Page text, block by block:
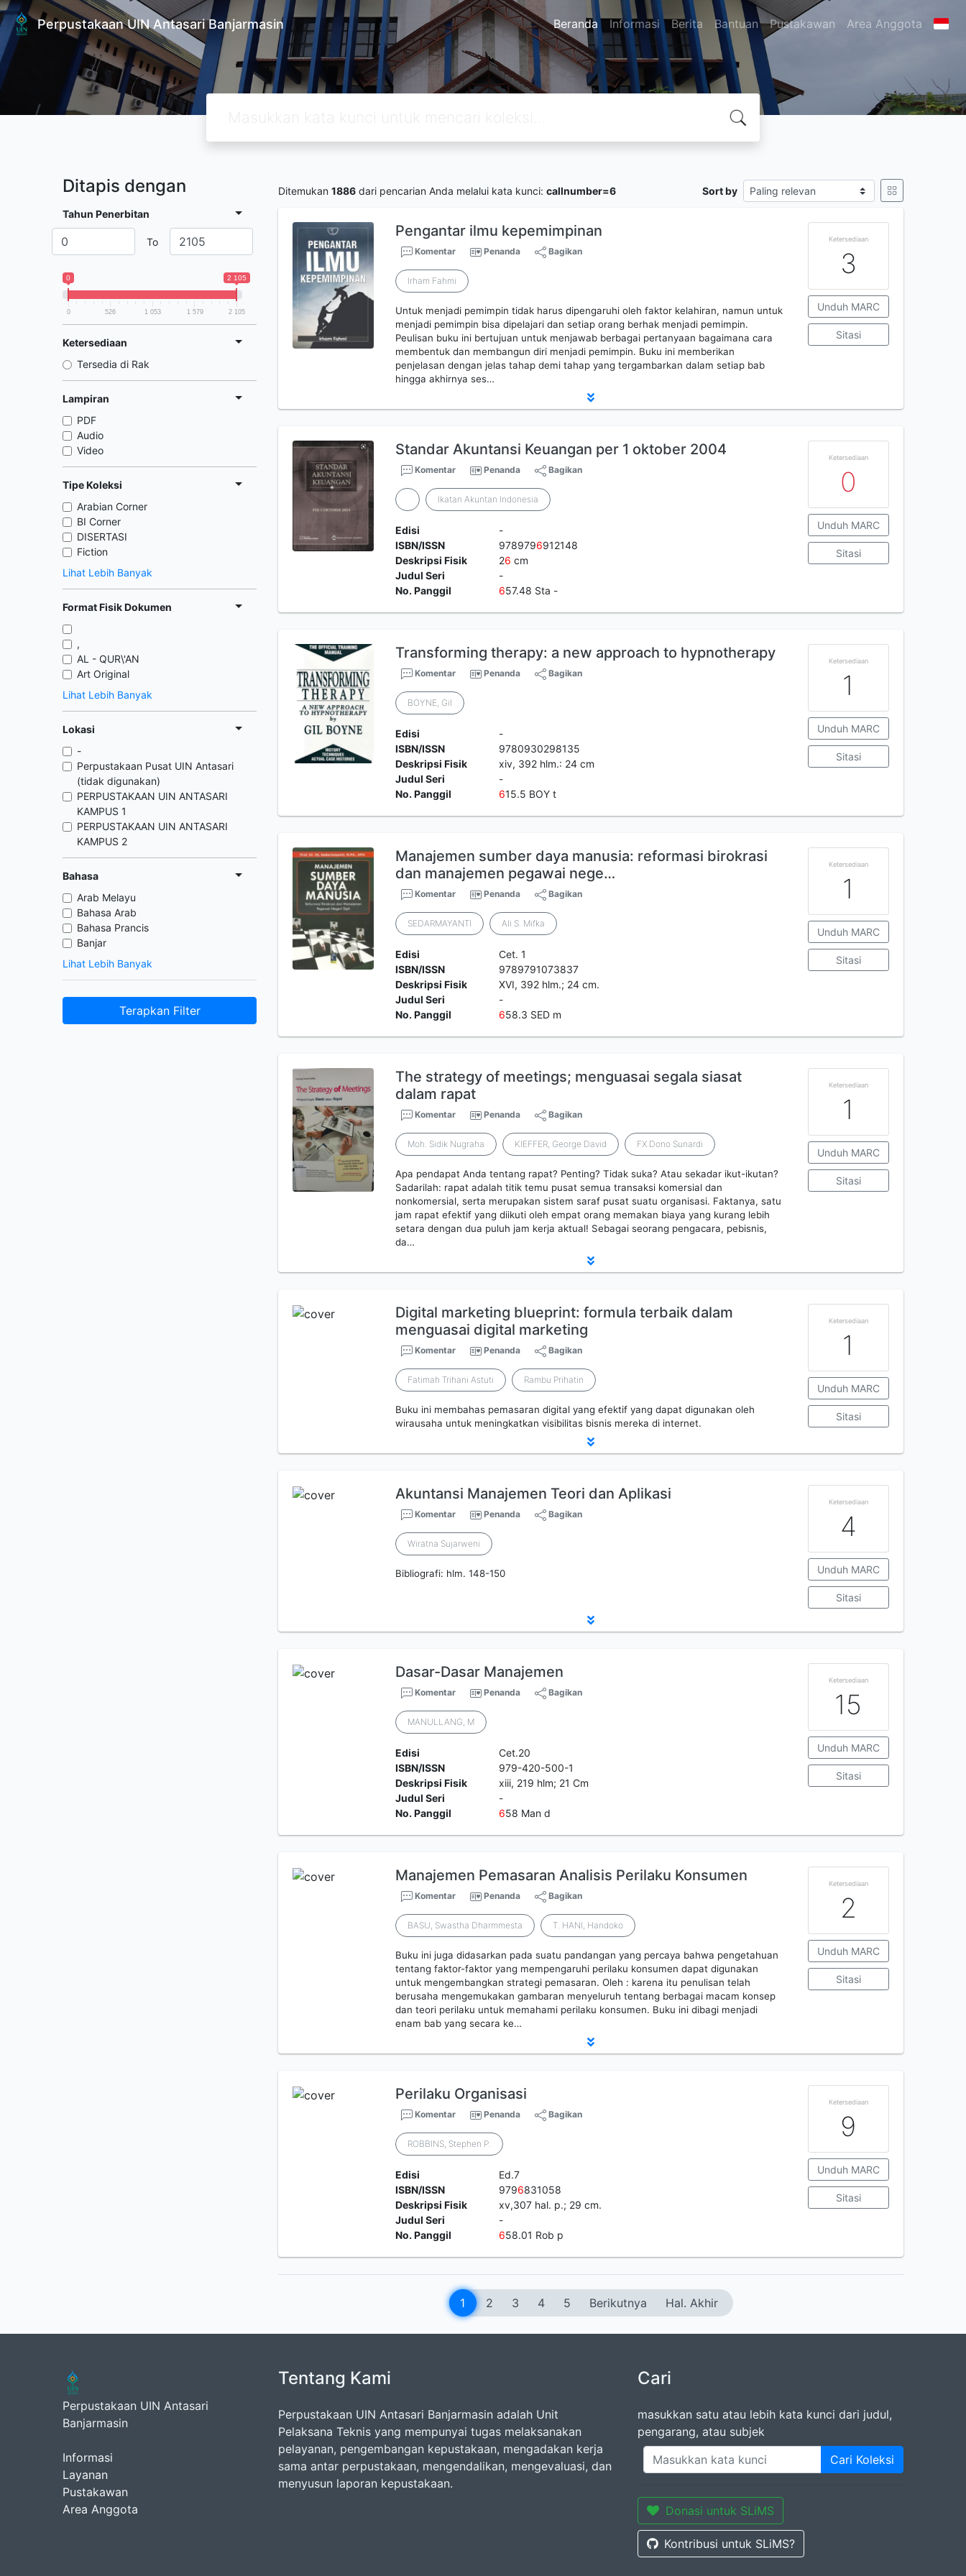
Perpustakaan UIN Antasari Banjarmasin Beranda Informasi Berita Bantuan Pustakawan Area Anggota
Ditapis dengan
Tahun Penerbitan
To
0 2 105
0 526 1 053 1 579 2 105
Ketersediaan
Tersedia di Rak
Lampiran
PDF
Audio
Video
Tipe Koleksi
Arabian Corner
BI Corner
DISERTASI
Fiction
Lihat Lebih Banyak
Format Fisik Dokumen
,
AL - QUR\'AN
Art Original
Lihat Lebih Banyak
Lokasi
-
Perpustakaan Pusat UIN Antasari
(tidak digunakan)
PERPUSTAKAAN UIN ANTASARI
KAMPUS 1
PERPUSTAKAAN UIN ANTASARI
KAMPUS 2
Bahasa
Arab Melayu
Bahasa Arab
Bahasa Prancis
Banjar
Lihat Lebih Banyak
Terapkan Filter
Ditemukan 1886 dari pencarian Anda melalui kata kunci: callnumber=6 Sort by
Pengantar ilmu kepemimpinan
Komentar Penanda Bagikan
Irham Fahmi
Untuk menjadi pemimpin tidak harus dipengaruhi oleh faktor kelahiran, namun untuk
menjadi pemimpin bisa dipelajari dan setiap orang berhak menjadi pemimpin.
Peulisan buku ini bertujuan untuk menjawab berbagai pertanyaan bagaimana cara
membentuk dan membangun diri menjadi pemimpin. Buku ini memberikan
penjelasan dengan jelas tahap demi tahap yang tergambarkan dalam setiap bab
hingga akhirnya ses…
Ketersediaan
3
Unduh MARC
Sitasi
Standar Akuntansi Keuangan per 1 oktober 2004
Komentar Penanda Bagikan
Ikatan Akuntan Indonesia
Edisi
-
ISBN/ISSN
9789796912148
Deskripsi Fisik
26 cm
Judul Seri
-
No. Panggil
657.48 Sta -
Ketersediaan
0
Unduh MARC
Sitasi
Transforming therapy: a new approach to hypnotherapy
Komentar Penanda Bagikan
BOYNE, Gil
Edisi
-
ISBN/ISSN
9780930298135
Deskripsi Fisik
xiv, 392 hlm.: 24 cm
Judul Seri
-
No. Panggil
615.5 BOY t
Ketersediaan
1
Unduh MARC
Sitasi
Manajemen sumber daya manusia: reformasi birokrasi
dan manajemen pegawai nege…
Komentar Penanda Bagikan
SEDARMAYANTI Ali S. Mifka
Edisi
Cet. 1
ISBN/ISSN
9789791073837
Deskripsi Fisik
XVI, 392 hlm.; 24 cm.
Judul Seri
-
No. Panggil
658.3 SED m
Ketersediaan
1
Unduh MARC
Sitasi
The strategy of meetings; menguasai segala siasat
dalam rapat
Komentar Penanda Bagikan
Moh. Sidik Nugraha KIEFFER, George David FX.Dono Sunardi
Apa pendapat Anda tentang rapat? Penting? Tidak suka? Atau sekadar ikut-ikutan?
Sadarilah: rapat adalah titik temu pusat semua transaksi komersial dan
nonkomersial, serta merupakan sistem saraf pusat suatu organisasi. Faktanya, satu
jam rapat efektif yang diikuti oleh empat orang memakan biaya yang kurang lebih
setara dengan dua puluh jam kerja aktual! Sebagai seorang pengacara, pebisnis,
da…
Ketersediaan
1
Unduh MARC
Sitasi
Digital marketing blueprint: formula terbaik dalam
menguasai digital marketing
Komentar Penanda Bagikan
Fatimah Trihani Astuti Rambu Prihatin
Buku ini membahas pemasaran digital yang efektif yang dapat digunakan oleh
wirausaha untuk meningkatkan visibilitas bisnis mereka di internet.
Ketersediaan
1
Unduh MARC
Sitasi
Akuntansi Manajemen Teori dan Aplikasi
Komentar Penanda Bagikan
Wiratna Sujarweni
Bibliografi: hlm. 148-150
Ketersediaan
4
Unduh MARC
Sitasi
Dasar-Dasar Manajemen
Komentar Penanda Bagikan
MANULLANG, M
Edisi
Cet.20
ISBN/ISSN
979-420-500-1
Deskripsi Fisik
xiii, 219 hlm; 21 Cm
Judul Seri
-
No. Panggil
658 Man d
Ketersediaan
15
Unduh MARC
Sitasi
Manajemen Pemasaran Analisis Perilaku Konsumen
Komentar Penanda Bagikan
BASU, Swastha Dharmmesta T. HANI, Handoko
Buku ini juga didasarkan pada suatu pandangan yang percaya bahwa pengetahuan
tentang faktor-faktor yang mempengaruhi perilaku konsumen dapat digunakan
untuk mengembangkan strategi pemasaran. Oleh : karena itu penulisan telah
berusaha mengemukakan gambaran menyeluruh tentang berbagai macam konsep
dan teori perilaku untuk memahami perilaku konsumen. Buku ini dibagi menjadi
enam bab yang secara ke…
Ketersediaan
2
Unduh MARC
Sitasi
Perilaku Organisasi
Komentar Penanda Bagikan
ROBBINS, Stephen P.
Edisi
Ed.7
ISBN/ISSN
9796831058
Deskripsi Fisik
xv,307 hal. p.; 29 cm.
Judul Seri
-
No. Panggil
658.01 Rob p
Ketersediaan
9
Unduh MARC
Sitasi
1 2 3 4 5 Berikutnya Hal. Akhir
Perpustakaan UIN Antasari
Banjarmasin
Informasi
Layanan
Pustakawan
Area Anggota
Tentang Kami
Perpustakaan UIN Antasari Banjarmasin adalah Unit
Pelaksana Teknis yang mempunyai tugas melaksanakan
pelayanan, pengembangan kepustakaan, mengadakan kerja
sama antar perpustakaan, mengendalikan, mengevaluasi, dan
menyusun laporan kepustakaan.
Cari
masukkan satu atau lebih kata kunci dari judul,
pengarang, atau subjek
Cari Koleksi
Donasi untuk SLiMS
Kontribusi untuk SLiMS?